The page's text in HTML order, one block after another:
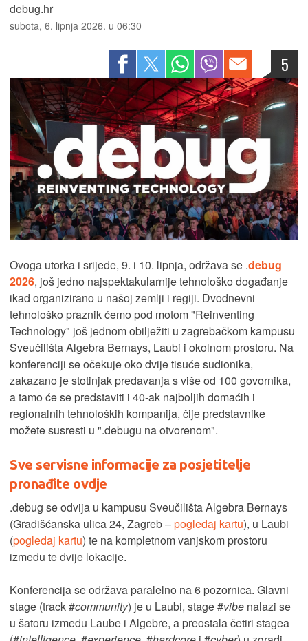
debug.hr
subota, 6. lipnja 2026. u 06:30
5
Ovoga utorka i srijede, 9. i 10. lipnja, održava se .debug
2026, još jedno najspektakularnije tehnološko događanje
ikad organizirano u našoj zemlji i regiji. Dvodnevni
tehnološko praznik ćemo pod motom "Reinventing
Technology" još jednom obilježiti u zagrebačkom kampusu
Sveučilišta Algebra Bernays, Laubi i okolnom prostoru. Na
konferenciji se očekuje oko dvije tisuće sudionika,
zakazano je stotinjak predavanja s više od 100 govornika,
a tamo će se predstaviti i 40-ak najboljih domaćih i
regionalnih tehnoloških kompanija, čije predstavnike
možete susresti u ".debugu na otvorenom".
Sve servisne informacije za posjetitelje
pronađite ovdje
.debug se odvija u kampusu Sveučilišta Algebra Bernays
(Gradišćanska ulica 24, Zagreb –pogledaj kartu), u Laubi
(pogledaj kartu) te na kompletnom vanjskom prostoru
između te dvije lokacije.
Konferencija se održava paralelno na 6 pozornica. Glavni
stage (track #community) je u Laubi, stage #vibe nalazi se
u šatoru između Laube i Algebre, a preostala četiri stagea